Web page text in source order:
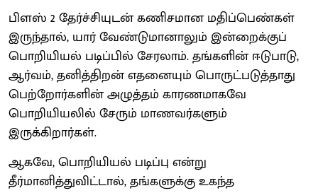
பிளஸ் 2 தேர்ச்சியுடன் கணிசமான மதிப்பெண்கள்
இருந்தால், யார் வேண்டுமானாலும் இன்றைக்குப்
பொறியியல் படிப்பில் சேரலாம். தங்களின் ஈடுபாடு,
ஆர்வம், தனித்திறன் எதனையும் பொருட்படுத்தாது
பெற்றோர்களின் அழுத்தம் காரணமாகவே
பொறியியலில் சேரும் மாணவர்களும்
இருக்கிறார்கள்.
ஆகவே, பொறியியல் படிப்பு என்று
தீர்மானித்துவிட்டால், தங்களுக்கு உகந்த